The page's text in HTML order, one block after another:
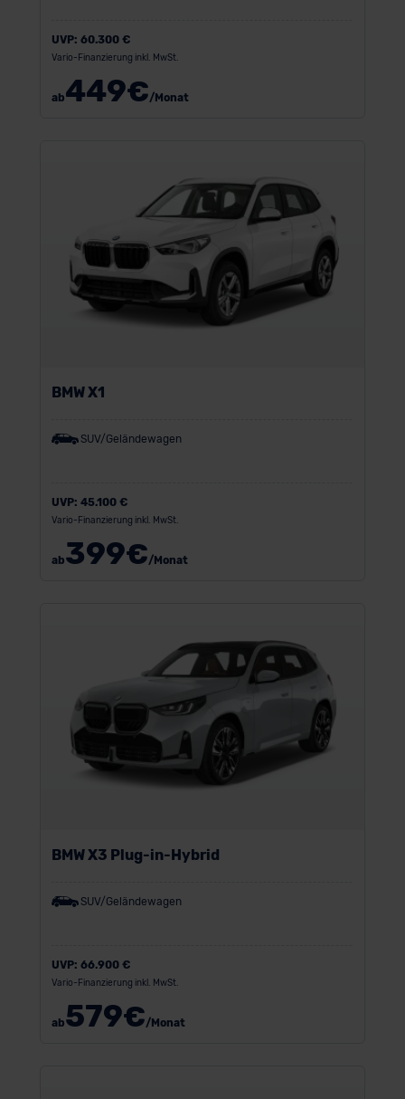
UVP: 60.300 €
Vario-Finanzierung inkl. MwSt.
ab449€/Monat
BMW X1
SUV/Geländewagen
UVP: 45.100 €
Vario-Finanzierung inkl. MwSt.
ab399€/Monat
BMW X3 Plug-in-Hybrid
SUV/Geländewagen
UVP: 66.900 €
Vario-Finanzierung inkl. MwSt.
ab579€/Monat